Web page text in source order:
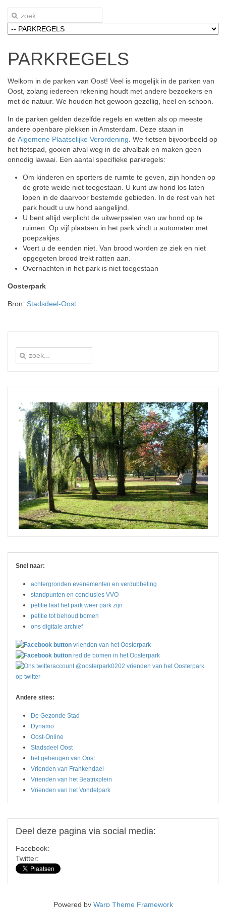
PARKREGELS
Welkom in de parken van Oost! Veel is mogelijk in de parken van
Oost, zolang iedereen rekening houdt met andere bezoekers en
met de natuur. We houden het gewoon gezellig, heel en schoon.
In de parken gelden dezelfde regels en wetten als op meeste
andere openbare plekken in Amsterdam. Deze staan in
de Algemene Plaatselijke Verordening . We fietsen bijvoorbeeld op
het fietspad, gooien afval weg in de afvalbak en maken geen
onnodig lawaai. Een aantal specifieke parkregels:
Om kinderen en sporters de ruimte te geven, zijn honden op
de grote weide niet toegestaan. U kunt uw hond los laten
lopen in de daarvoor bestemde gebieden. In de rest van het
park houdt u uw hond aangelijnd.
U bent altijd verplicht de uitwerpselen van uw hond op te
ruimen. Op vijf plaatsen in het park vindt u automaten met
poepzakjes.
Voert u de eenden niet. Van brood worden ze ziek en niet
opgegeten brood trekt ratten aan.
Overnachten in het park is niet toegestaan
Oosterpark
Bron: Stadsdeel-Oost
Snel naar:
achtergronden evenementen en verdubbeling
standpunten en conclusies VVO
petitie laat het park weer park zijn
petitie tot behoud bomen
ons digitale archief
vrienden van het Oosterpark
red de bomen in het Oosterpark
vrienden van het Oosterpark
op twitter
Andere sites:
De Gezonde Stad
Dynamo
Oost-Online
Stadsdeel Oost
het geheugen van Oost
Vrienden van Frankendael
Vrienden van het Beatrixplein
Vrienden van het Vondelpark
Deel deze pagina via social media:
Facebook:
Twitter:
Powered by Warp Theme Framework